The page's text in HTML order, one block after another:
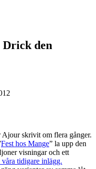
den
Ajour skrivit om flera gånger.
Fest hos Mange” la upp den
visningar och ett
tidigare inlägg.